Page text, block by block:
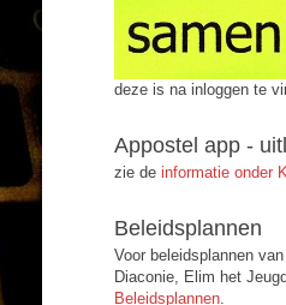
deze is na inloggen te
Appostel app -
zie de informatie onder
Beleidsplannen
Voor beleidsplannen
Diaconie, Elim het
Beleidsplannen.